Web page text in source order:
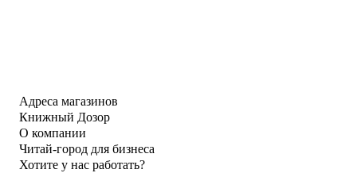
Адреса магазинов
Книжный Дозор
О компании
Читай-город для бизнеса
Хотите у нас работать?